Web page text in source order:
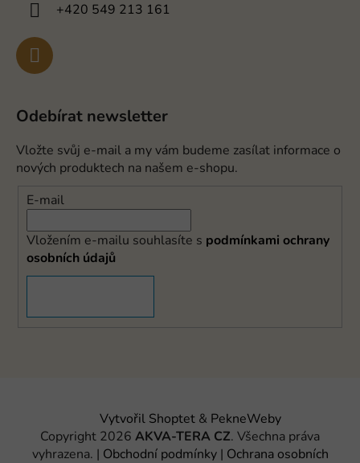
+420 549 213 161
Odebírat newsletter
Vložte svůj e-mail a my vám budeme zasílat informace o
nových produktech na našem e-shopu.
E-mail
Vložením e-mailu souhlasíte s podmínkami ochrany
osobních údajů
Vytvořil Shoptet& PekneWeby
Copyright 2026 AKVA-TERA CZ. Všechna práva
vyhrazena. | Obchodní podmínky| Ochrana osobních